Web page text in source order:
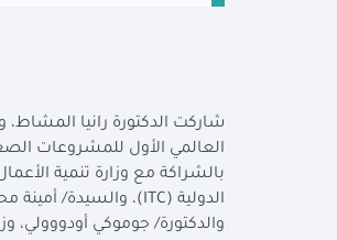
شاركت الدكتورة رانيا المشاط،
العالمي الأول للمشروعات
بالشراكة مع وزارة تنمية
الدولية (ITC)، والسيدة/ أمينة
والدكتورة/ جوموكي أودووولي،